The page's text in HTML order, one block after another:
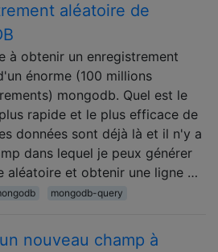
aléatoire de
à obtenir un enregistrement
énorme (100 millions
mongodb. Quel est le
rapide et le plus efficace de
données sont déjà là et il n'y a
dans lequel je peux générer
aléatoire et obtenir une ligne …
mongodb-query
nouveau champ à